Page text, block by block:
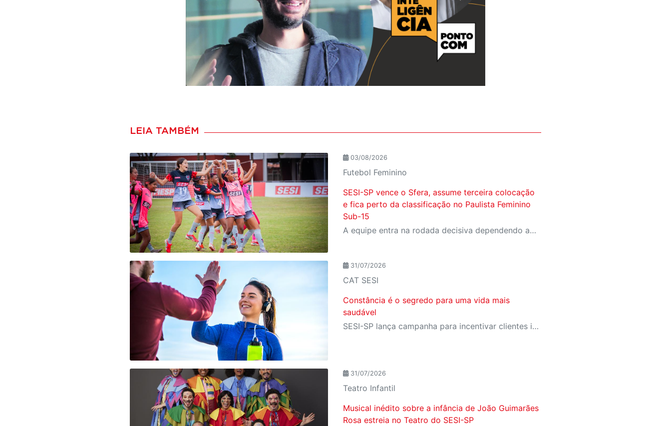
LEIA TAMBÉM
03/08/2026
Futebol Feminino
SESI-SP vence o Sfera, assume terceira colocação
e fica perto da classificação no Paulista Feminino
Sub-15
A equipe entra na rodada decisiva dependendo apenas de seus próprios resultados para avançar ao mata-mata
31/07/2026
CAT SESI
Constância é o segredo para uma vida mais
saudável
SESI-SP lança campanha para incentivar clientes inativos a retomarem a prática de atividades físicas, esporte e lazer com benefícios exclusivos
31/07/2026
Teatro Infantil
Musical inédito sobre a infância de João Guimarães
Rosa estreia no Teatro do SESI-SP